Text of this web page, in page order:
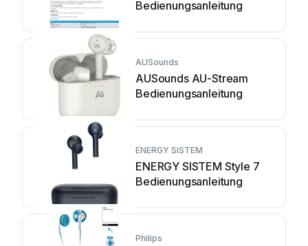
Bedienungsanleitung
AUSounds
AUSounds AU-Stream
Bedienungsanleitung
ENERGY SISTEM
ENERGY SISTEM Style 7
Bedienungsanleitung
Philips